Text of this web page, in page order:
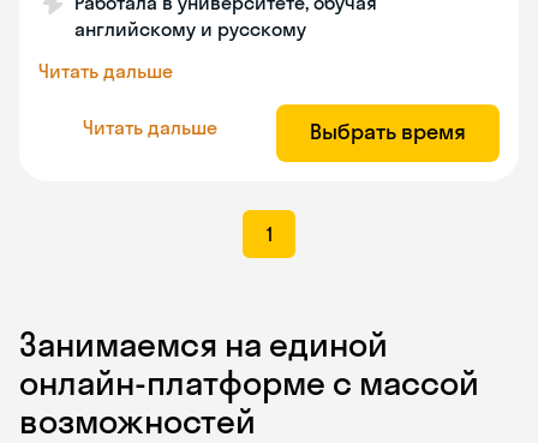
английскому и русскому
Читать дальше
Читать дальше Выбрать время
1
Занимаемся на единой
онлайн-платформе с массой
возможностей